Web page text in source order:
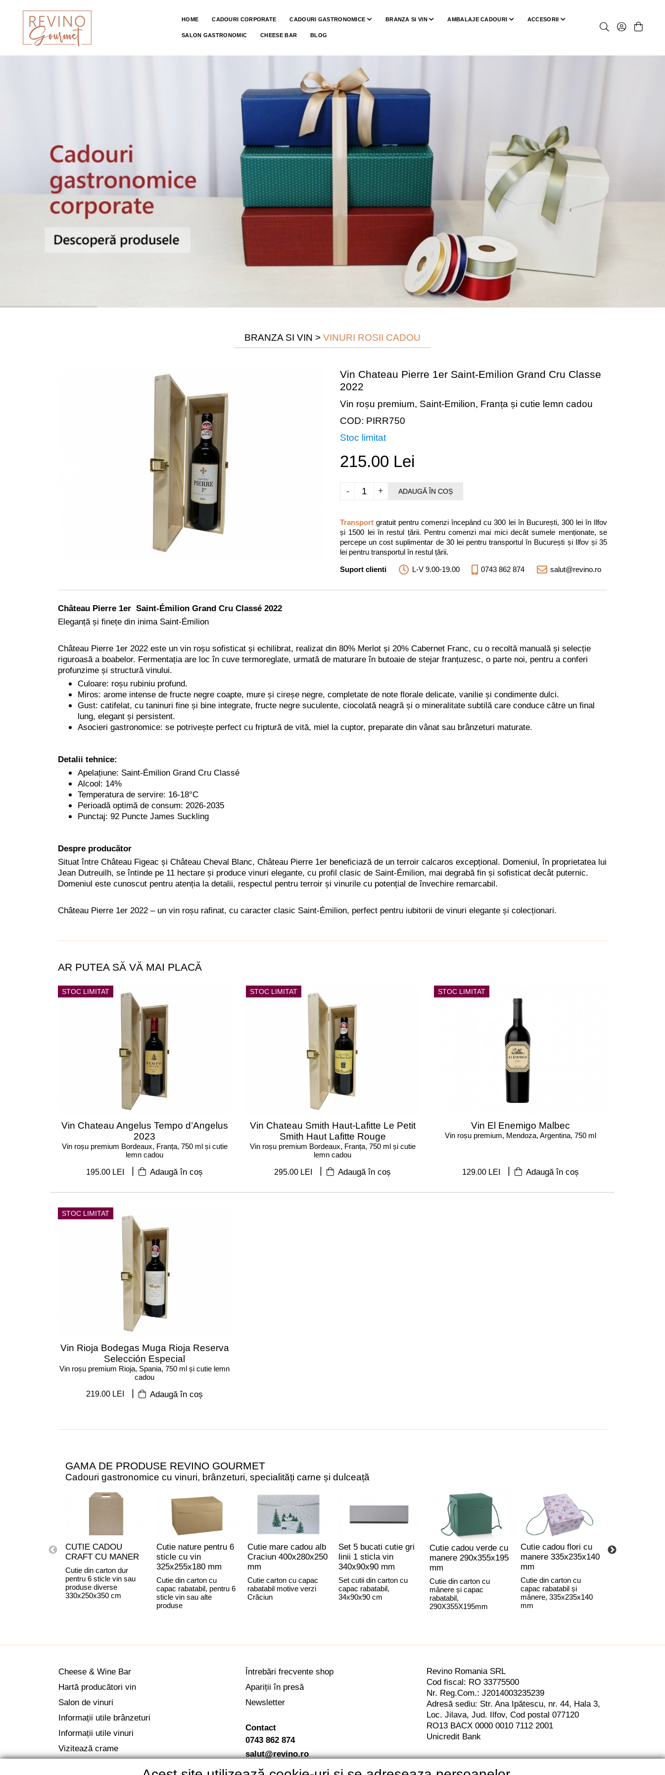
HOME CADOURI CORPORATE CADOURI GASTRONOMICE BRANZA SI VIN AMBALAJE CADOURI ACCESORII
SALON GASTRONOMIC CHEESE BAR BLOG
BRANZA SI VIN > VINURI ROSII CADOU
Vin Chateau Pierre 1er Saint-Emilion Grand Cru Classe
2022
Vin roșu premium, Saint-Emilion, Franța și cutie lemn cadou
COD: PIRR750
Stoc limitat
215.00 Lei
+
- ADAUGĂ ÎN COȘ
Transport gratuit pentru comenzi începând cu 300 lei în București, 300 lei în Ilfov
și 1500 lei în restul țării. Pentru comenzi mai mici decât sumele menționate, se
percepe un cost suplimentar de 30 lei pentru transportul în București și Ilfov și 35
lei pentru transportul în restul țării.
Suport clienti L-V 9.00-19.00 0743 862 874 salut@revino.ro
Château Pierre 1er Saint-Émilion Grand Cru Classé 2022
Eleganță și finețe din inima Saint-Émilion
Château Pierre 1er 2022 este un vin roșu sofisticat și echilibrat, realizat din 80% Merlot și 20% Cabernet Franc, cu o recoltă manuală și selecție
riguroasă a boabelor. Fermentația are loc în cuve termoreglate, urmată de maturare în butoaie de stejar franțuzesc, o parte noi, pentru a conferi
profunzime și structură vinului.
Culoare: roșu rubiniu profund.
Miros: arome intense de fructe negre coapte, mure și cireșe negre, completate de note florale delicate, vanilie și condimente dulci.
Gust: catifelat, cu taninuri fine și bine integrate, fructe negre suculente, ciocolată neagră și o mineralitate subtilă care conduce către un final
lung, elegant și persistent.
Asocieri gastronomice: se potrivește perfect cu friptură de vită, miel la cuptor, preparate din vânat sau brânzeturi maturate.
Detalii tehnice:
Apelațiune: Saint-Émilion Grand Cru Classé
Alcool: 14%
Temperatura de servire: 16-18°C
Perioadă optimă de consum: 2026-2035
Punctaj: 92 Puncte James Suckling
Despre producător
Situat între Château Figeac și Château Cheval Blanc, Château Pierre 1er beneficiază de un terroir calcaros excepțional. Domeniul, în proprietatea lui
Jean Dutreuilh, se întinde pe 11 hectare și produce vinuri elegante, cu profil clasic de Saint-Émilion, mai degrabă fin și sofisticat decât puternic.
Domeniul este cunoscut pentru atenția la detalii, respectul pentru terroir și vinurile cu potențial de învechire remarcabil.
Château Pierre 1er 2022 – un vin roșu rafinat, cu caracter clasic Saint-Émilion, perfect pentru iubitorii de vinuri elegante și colecționari.
AR PUTEA SĂ VĂ MAI PLACĂ
STOC LIMITAT
Vin Chateau Angelus Tempo d’Angelus
2023
Vin roșu premium Bordeaux, Franța, 750 ml și cutie
lemn cadou
195.00 LEI Adaugă în coș
STOC LIMITAT
Vin Chateau Smith Haut-Lafitte Le Petit
Smith Haut Lafitte Rouge
Vin roșu premium Bordeaux, Franța, 750 ml și cutie
lemn cadou
295.00 LEI Adaugă în coș
STOC LIMITAT
Vin El Enemigo Malbec
Vin roșu premium, Mendoza, Argentina, 750 ml
129.00 LEI Adaugă în coș
STOC LIMITAT
Vin Rioja Bodegas Muga Rioja Reserva
Selección Especial
Vin roșu premium Rioja, Spania, 750 ml și cutie lemn
cadou
219.00 LEI | Adaugă în coș
GAMA DE PRODUSE REVINO GOURMET
Cadouri gastronomice cu vinuri, brânzeturi, specialități carne și dulceață
CUTIE CADOU
CRAFT CU MANER
Cutie din carton dur
pentru 6 sticle vin sau
produse diverse
330x250x350 cm
Cutie nature pentru 6
sticle cu vin
325x255x180 mm
Cutie din carton cu
capac rabatabil, pentru 6
sticle vin sau alte
produse
Cutie mare cadou alb
Craciun 400x280x250
mm
Cutie carton cu capac
rabatabil motive verzi
Crăciun
Set 5 bucati cutie gri
linii 1 sticla vin
340x90x90 mm
Set cutii din carton cu
capac rabatabil,
34x90x90 cm
Cutie cadou verde cu
manere 290x355x195
mm
Cutie din carton cu
mânere și capac
rabatabil,
290X355X195mm
Cutie cadou flori cu
manere 335x235x140
mm
Cutie din carton cu
capac rabatabil și
mânere, 335x235x140
mm
Cutie cadou
verde 2
Cheese & Wine Bar
Hartă producători vin
Salon de vinuri
Informații utile brânzeturi
Informații utile vinuri
Vizitează crame
Întrebări frecvente shop
Apariții în presă
Newsletter
Contact
0743 862 874
salut@revino.ro
Revino Romania SRL
Cod fiscal: RO 33775500
Nr. Reg.Com.: J2014003235239
Adresă sediu: Str. Ana Ipătescu, nr. 44, Hala 3,
Loc. Jilava, Jud. Ilfov, Cod postal 077120
RO13 BACX 0000 0010 7112 2001
Unicredit Bank